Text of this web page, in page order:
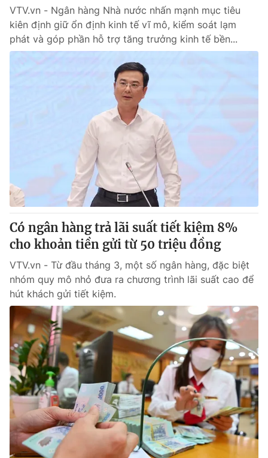
VTV.vn - Ngân hàng Nhà nước nhấn mạnh mục tiêu
kiên định giữ ổn định kinh tế vĩ mô, kiểm soát lạm
phát và góp phần hỗ trợ tăng trưởng kinh tế bền...
Có ngân hàng trả lãi suất tiết kiệm 8%
cho khoản tiền gửi từ 50 triệu đồng
VTV.vn - Từ đầu tháng 3, một số ngân hàng, đặc biệt
nhóm quy mô nhỏ đưa ra chương trình lãi suất cao để
hút khách gửi tiết kiệm.